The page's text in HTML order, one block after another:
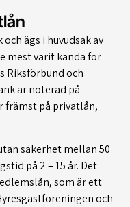
ägs i huvudsak av
mest varit kända för
Riksförbund och
är noterad på
främst på privatlån,
säkerhet mellan 50
på 2 – 15 år. Det
som är ett
och